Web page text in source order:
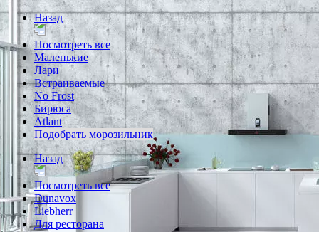
Назад
Посмотреть все
Маленькие
Лари
Встраиваемые
No Frost
Бирюса
Atlant
Подобрать морозильник
Назад
Посмотреть все
Dunavox
Liebherr
Для ресторана